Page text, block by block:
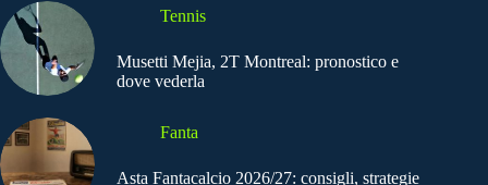
Tennis
Musetti Mejia, 2T Montreal: pronostico e
dove vederla
Fanta
Asta Fantacalcio 2026/27: consigli, strategie